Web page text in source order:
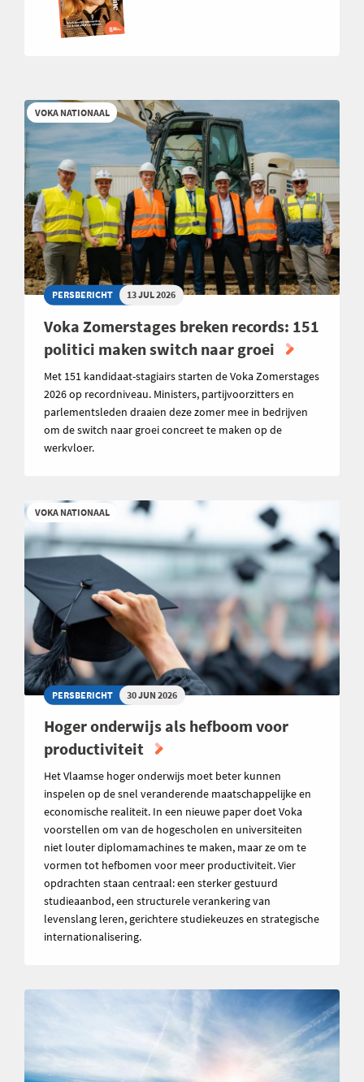
VOKA NATIONAAL
PERSBERICHT 13 JUL 2026
Voka Zomerstages breken records: 151
politici maken switch naar groei
Met 151 kandidaat-stagiairs starten de Voka Zomerstages
2026 op recordniveau. Ministers, partijvoorzitters en
parlementsleden draaien deze zomer mee in bedrijven
om de switch naar groei concreet te maken op de
werkvloer.
VOKA NATIONAAL
PERSBERICHT 30 JUN 2026
Hoger onderwijs als hefboom voor
productiviteit
Het Vlaamse hoger onderwijs moet beter kunnen
inspelen op de snel veranderende maatschappelijke en
economische realiteit. In een nieuwe paper doet Voka
voorstellen om van de hogescholen en universiteiten
niet louter diplomamachines te maken, maar ze om te
vormen tot hefbomen voor meer productiviteit. Vier
opdrachten staan centraal: een sterker gestuurd
studieaanbod, een structurele verankering van
levenslang leren, gerichtere studiekeuzes en strategische
internationalisering.